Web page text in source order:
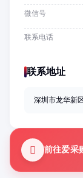
微信号
联系电话
联系地址
深圳市龙华新
前往爱采